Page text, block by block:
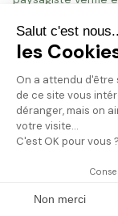
Salut c'est
les
On a attendu d'être
de ce site vous
déranger, mais on
votre visite...
C'est OK pour vous ?
Non merci